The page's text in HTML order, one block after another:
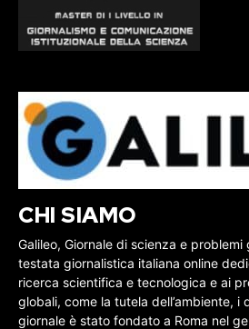
CHI SIAMO
Galileo, Giornale di scienza e problemi
testata giornalistica italiana online
ricerca scientifica e tecnologica e ai
globali, come la tutela dell’ambiente, i
giornale è stato fondato a Roma nel